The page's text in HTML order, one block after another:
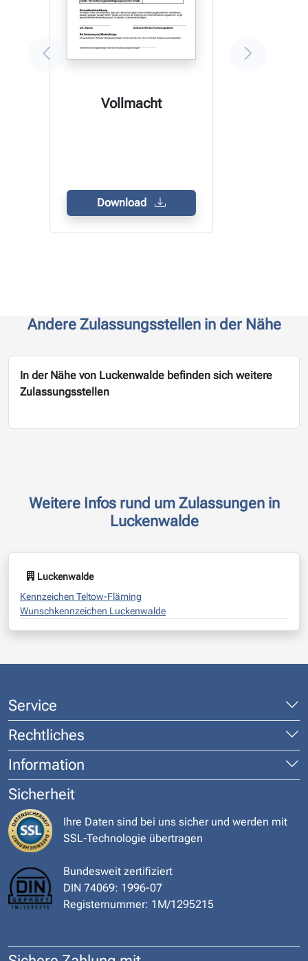
Vollmacht
Download
Andere Zulassungsstellen in der Nähe
In der Nähe von Luckenwalde befinden sich weitere
Zulassungsstellen
Weitere Infos rund um Zulassungen in
Luckenwalde
Luckenwalde
Kennzeichen Teltow-Fläming
Wunschkennzeichen Luckenwalde
Service
Rechtliches
Information
Sicherheit
Ihre Daten sind bei uns sicher und werden mit
SSL-Technologie übertragen
Bundesweit zertifiziert
DIN 74069: 1996-07
Registernummer: 1M/1295215